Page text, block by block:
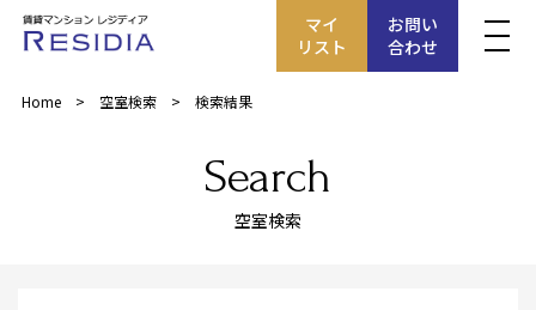
マイ
リスト
お問い
合わせ
Home 空室検索 検索結果
Search
空室検索